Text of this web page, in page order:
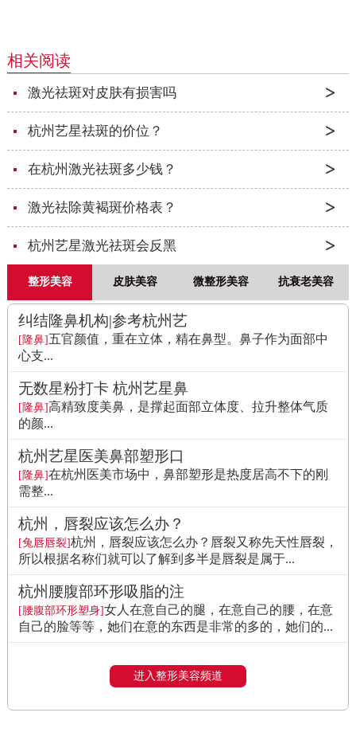
相关阅读
激光祛斑对皮肤有损害吗
杭州艺星祛斑的价位？
在杭州激光祛斑多少钱？
激光祛除黄褐斑价格表？
杭州艺星激光祛斑会反黑
整形美容 皮肤美容 微整形美容 抗衰老美容
纠结隆鼻机构|参考杭州艺
[隆鼻]五官颜值，重在立体，精在鼻型。鼻子作为面部中
心支...
无数星粉打卡 杭州艺星鼻
[隆鼻]高精致度美鼻，是撑起面部立体度、拉升整体气质
的颜...
杭州艺星医美鼻部塑形口
[隆鼻]在杭州医美市场中，鼻部塑形是热度居高不下的刚
需整...
杭州，唇裂应该怎么办？
[兔唇唇裂]杭州，唇裂应该怎么办？唇裂又称先天性唇裂，
所以根据名称们就可以了解到多半是唇裂是属于...
杭州腰腹部环形吸脂的注
[腰腹部环形塑身]女人在意自己的腿，在意自己的腰，在意
自己的脸等等，她们在意的东西是非常的多的，她们的...
进入整形美容频道